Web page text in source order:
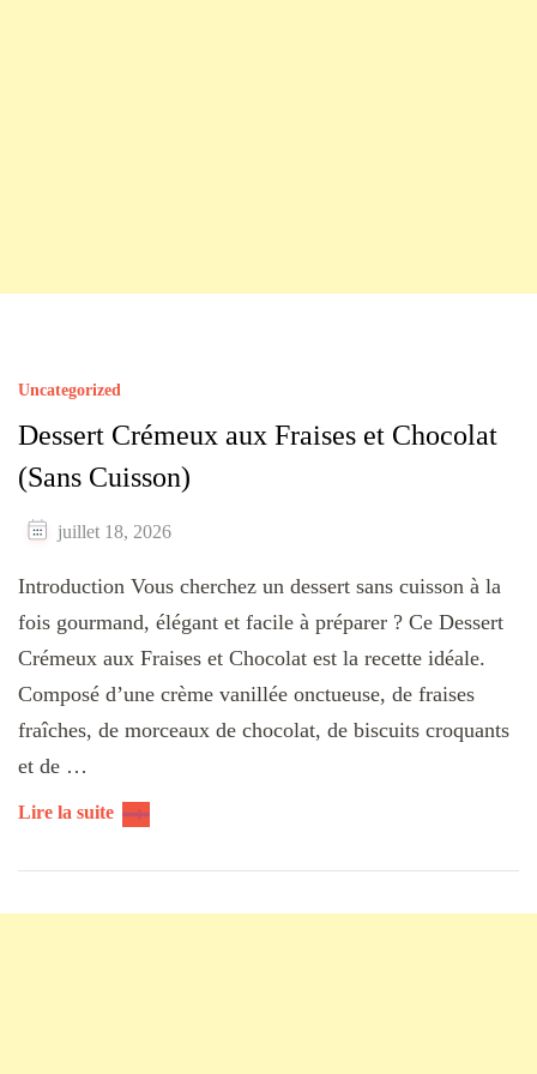
Uncategorized
Dessert Crémeux aux Fraises et Chocolat
(Sans Cuisson)
juillet 18, 2026
Introduction Vous cherchez un dessert sans cuisson à la
fois gourmand, élégant et facile à préparer ? Ce Dessert
Crémeux aux Fraises et Chocolat est la recette idéale.
Composé d’une crème vanillée onctueuse, de fraises
fraîches, de morceaux de chocolat, de biscuits croquants
et de …
Lire la suite